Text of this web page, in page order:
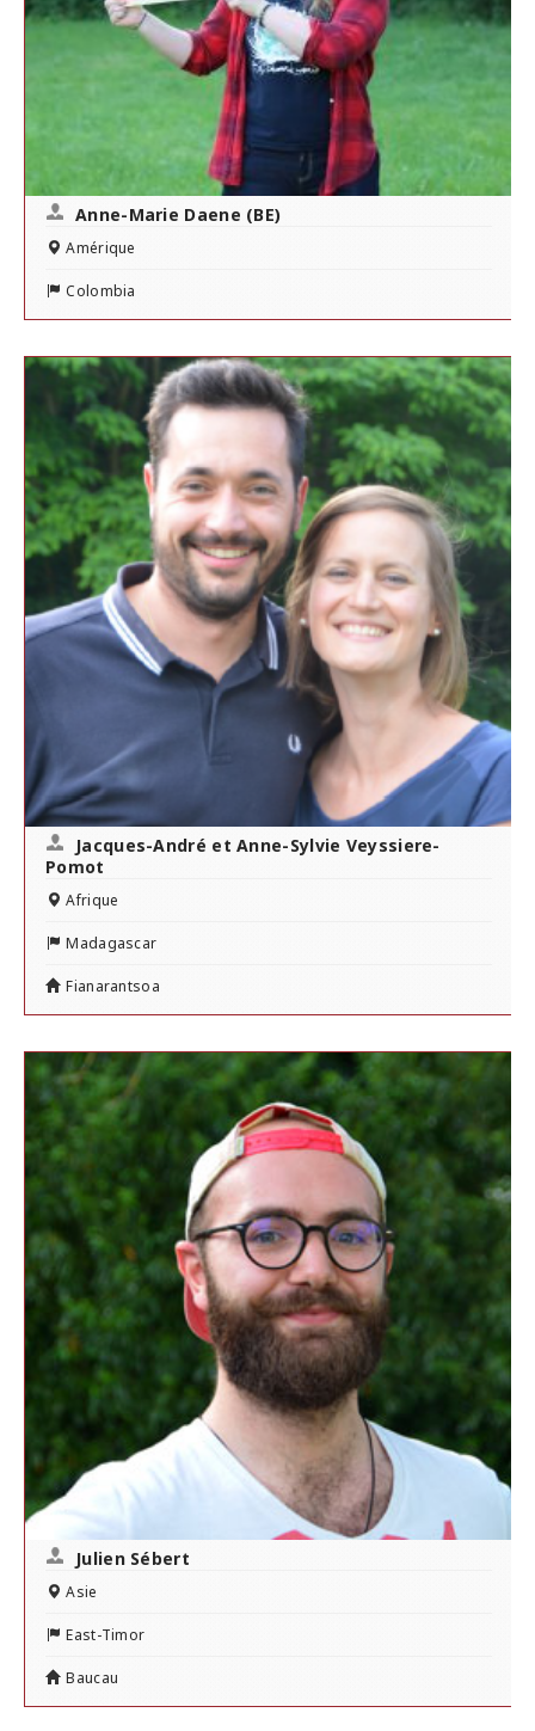
Anne-Marie Daene (BE)
Amérique
Colombia
Jacques-André et Anne-Sylvie Veyssiere-
Pomot
Afrique
Madagascar
Fianarantsoa
Julien Sébert
Asie
East-Timor
Baucau